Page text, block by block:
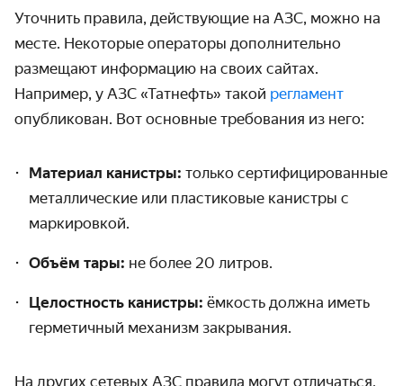
Уточнить правила, действующие на АЗС, можно на
месте. Некоторые операторы дополнительно
размещают информацию на своих сайтах.
Например, у АЗС «Татнефть» такой регламент
опубликован. Вот основные требования из него:
Материал канистры: только сертифицированные
металлические или пластиковые канистры с
маркировкой.
Объём тары: не более 20 литров.
Целостность канистры: ёмкость должна иметь
герметичный механизм закрывания.
На других сетевых АЗС правила могут отличаться,